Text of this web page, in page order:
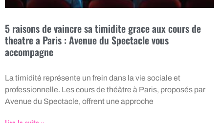
5 raisons de vaincre sa timidite grace aux cours de
theatre a Paris : Avenue du Spectacle vous
accompagne
La timidité représente un frein dans la vie sociale et
professionnelle. Les cours de théâtre à Paris, proposés par
Avenue du Spectacle, offrent une approche